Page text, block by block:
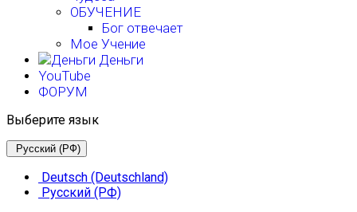
ОБУЧЕНИЕ
Бог отвечает
Мое Учение
Деньги
YouTube
ФОРУМ
Выберите язык
Русский (РФ)
Deutsch (Deutschland)
Русский (РФ)